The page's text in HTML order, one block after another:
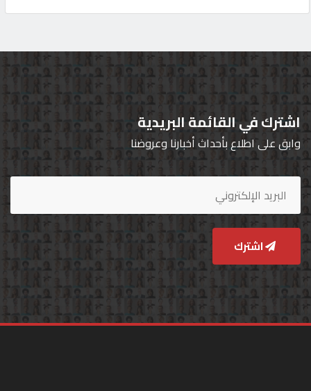
اشترك في القائمة البريدية
وابق على اطلاع بأحداث أخبارنا وعروضنا
اشترك